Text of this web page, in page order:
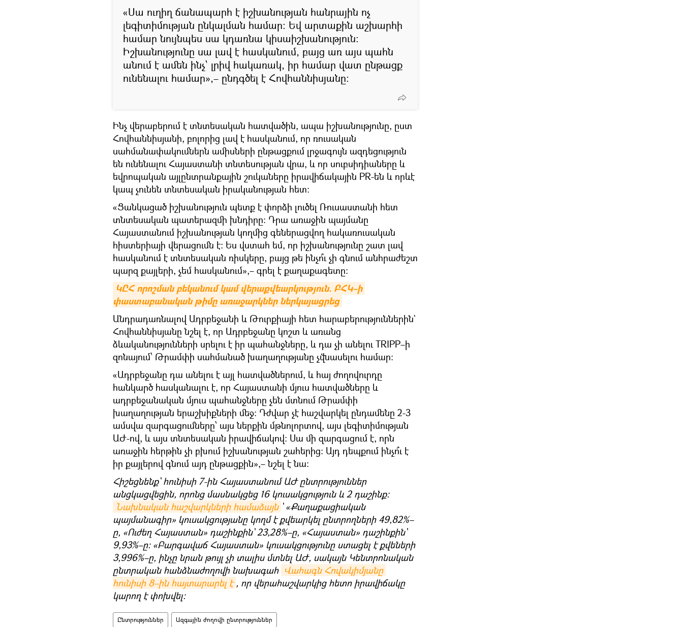
«Սա ուղիղ ճանապարհ է իշխանության հանրային ոչ
լեգիտիմության ընկալման համար։ Եվ արտաքին աշխարհի
համար նույնպես սա կդառնա կիսաիշխանություն։
Իշխանությունը սա լավ է հասկանում, բայց առ այս պահն
անում է ամեն ինչ՝ լրիվ հակառակ, իր համար վատ ընթացք
ունենալու համար»,– ընդգծել է Հովհաննիսյանը։
Ինչ վերաբերում է տնտեսական հատվածին, ապա իշխանությունը, ըստ
Հովհաննիսյանի, բոլորից լավ է հասկանում, որ ռուսական
սահմանափակումներն ամիսների ընթացքում լրջագույն ազդեցություն
են ունենալու Հայաստանի տնտեսության վրա, և որ սուբսիդիաները և
եվրոպական այլընտրանքային շուկաները իրավիճակային PR-են և որևէ
կապ չունեն տնտեսական իրականության հետ։
«Ցանկացած իշխանություն պետք է փորձի լուծել Ռուսաստանի հետ
տնտեսական պատերազմի խնդիրը։ Դրա առաջին պայմանը
Հայաստանում իշխանության կողմից գեներացվող հակառուսական
հիստերիայի վերացումն է։ Ես վստահ եմ, որ իշխանությունը շատ լավ
հասկանում է տնտեսական ռիսկերը, բայց թե ինչո՞ւ չի գնում անհրաժեշտ
պարզ քայլերի, չեմ հասկանում»,– գրել է քաղաքագետը։
ԿԸՀ որոշման բեկանում կամ վերաքվեարկություն. ԲՀԿ–ի
փաստաբանական թիմը առաջարկներ ներկայացրեց
Անդրադառնալով Ադրբեջանի և Թուրքիայի հետ հարաբերություններին`
Հովհաննիսյանը նշել է, որ Ադրբեջանը կոշտ և առանց
ձևականությունների սրելու է իր պահանջները, և դա չի անելու TRIPP–ի
զոնայում՝ Թրամփի սահմանած խաղաղությանը չվնասելու համար։
«Ադրբեջանը դա անելու է այլ հատվածներում, և հայ ժողովուրդը
հանկարծ հասկանալու է, որ Հայաստանի մյուս հատվածները և
ադրբեջանական մյուս պահանջները չեն մտնում Թրամփի
խաղաղության երաշխիքների մեջ։ Դժվար չէ հաշվարկել ընդամենը 2-3
ամսվա զարգացումները՝ այս ներքին մթնոլորտով, այս լեգիտիմության
ԱԺ-ով, և այս տնտեսական իրավիճակով։ Սա մի զարգացում է, որն
առաջին հերթին չի բխում իշխանության շահերից։ Այդ դեպքում ինչո՞ւ է
իր քայլերով գնում այդ ընթացքին»,– նշել է նա։
Հիշեցնենք` հունիսի 7-ին Հայաստանում ԱԺ ընտրություններ
անցկացվեցին, որոնց մասնակցեց 16 կուսակցություն և 2 դաշինք։
Նախնական հաշվարկների համաձայն ` «Քաղաքացիական
պայմանագիր» կուսակցությանը կողմ է քվեարկել ընտրողների 49,82%–
ը, «Ուժեղ Հայաստան» դաշինքին` 23,28%–ը, «Հայաստան» դաշինքին`
9,93%–ը։ «Բարգավաճ Հայաստան» կուսակցությունը ստացել է քվեների
3,996%–ը, ինչը նրան թույլ չի տալիս մտնել ԱԺ, սակայն Կենտրոնական
ընտրական հանձնաժողովի նախագահ Վահագն Հովակիմյանը
հունիսի 8–ին հայտարարել է , որ վերահաշվարկից հետո իրավիճակը
կարող է փոխվել։
Ընտրություններ Ազգային ժողովի ընտրություններ